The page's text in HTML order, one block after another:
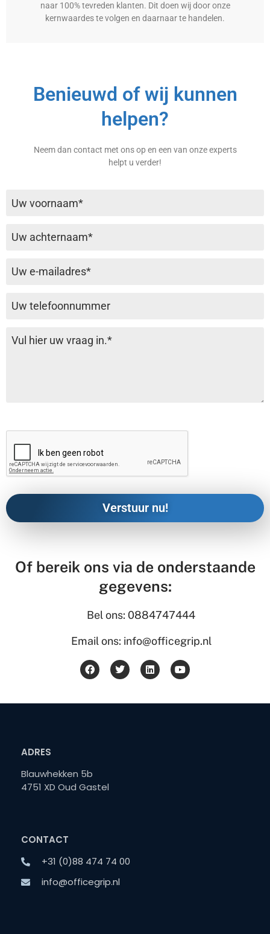
naar 100% tevreden klanten. Dit doen wij door onze
kernwaardes te volgen en daarnaar te handelen.
Benieuwd of wij kunnen
helpen?
Neem dan contact met ons op en een van onze experts
helpt u verder!
Of bereik ons via de onderstaande
gegevens:
Bel ons: 0884747444
Email ons: info@officegrip.nl
ADRES
Blauwhekken 5b
4751 XD Oud Gastel
CONTACT
+31 (0)88 474 74 00
info@officegrip.nl